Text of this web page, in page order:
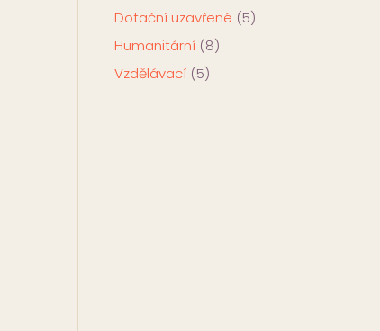
Dotační uzavřené (5)
Humanitární(8)
Vzdělávací(5)